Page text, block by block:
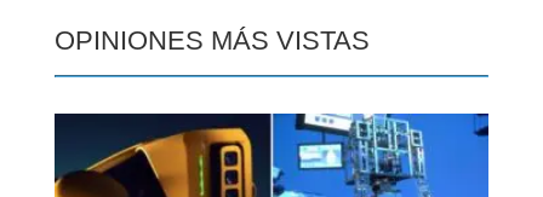
OPINIONES MÁS VISTAS